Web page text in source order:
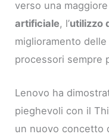
verso una maggiore
artificiale, l’utilizzo
miglioramento
processori sempre
Lenovo ha
pieghevoli con il
un nuovo concetto